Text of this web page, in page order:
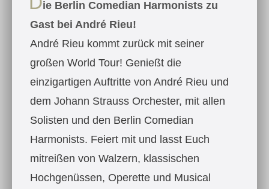
ie Berlin Comedian Harmonists zu
Gast bei André Rieu!
André Rieu kommt zurück mit seiner
großen World Tour! Genießt die
einzigartigen Auftritte von André Rieu und
dem Johann Strauss Orchester, mit allen
Solisten und den Berlin Comedian
Harmonists. Feiert mit und lasst Euch
mitreißen von Walzern, klassischen
Hochgenüssen, Operette und Musical